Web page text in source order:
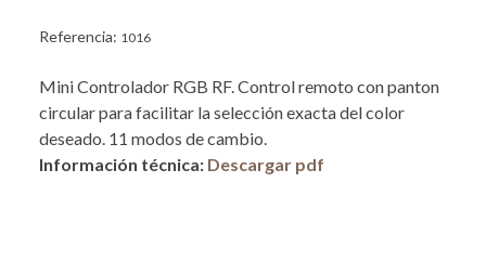
Referencia: 1016
Mini Controlador RGB RF. Control remoto con panton
circular para facilitar la selección exacta del color
deseado. 11 modos de cambio.
Información técnica: Descargar pdf